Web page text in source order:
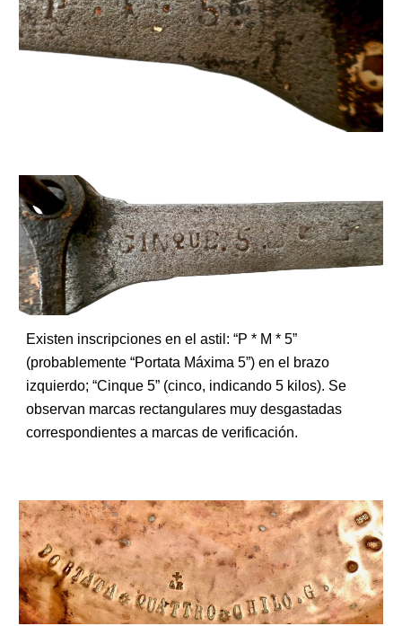
Existen inscripciones en el astil: “P * M * 5”
(probablemente “Portata Máxima 5”) en el brazo
izquierdo; “Cinque 5” (cinco, indicando 5 kilos). Se
observan marcas rectangulares muy desgastadas
correspondientes a marcas de verificación.